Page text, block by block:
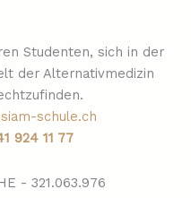
Studenten, sich in der
der Alternativmedizin
schule.ch
924 11 77
- 321.063.976